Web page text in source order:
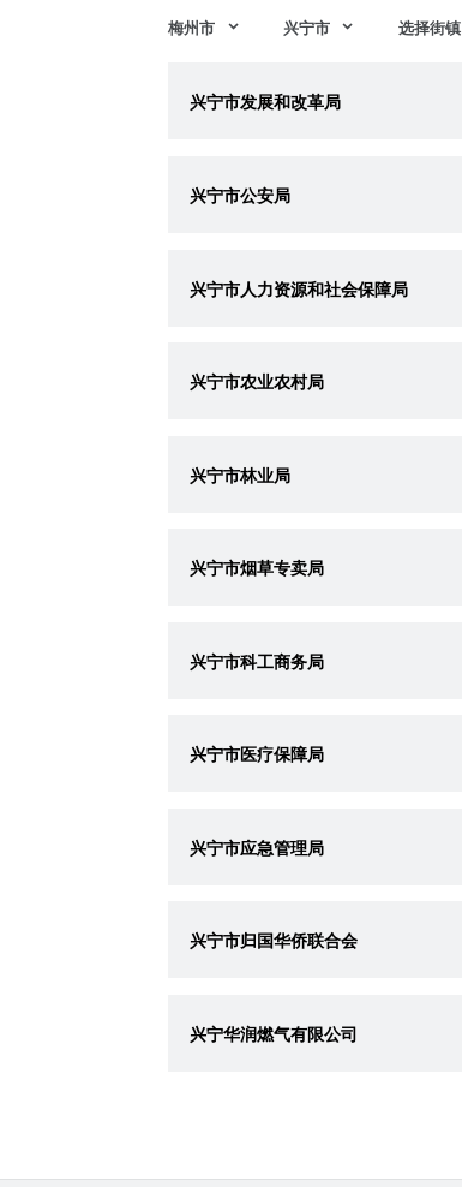
梅州市 兴宁市 选择街镇
兴宁市发展和改革局
兴宁市公安局
兴宁市人力资源和社会保障局
兴宁市农业农村局
兴宁市林业局
兴宁市烟草专卖局
兴宁市科工商务局
兴宁市医疗保障局
兴宁市应急管理局
兴宁市归国华侨联合会
兴宁华润燃气有限公司